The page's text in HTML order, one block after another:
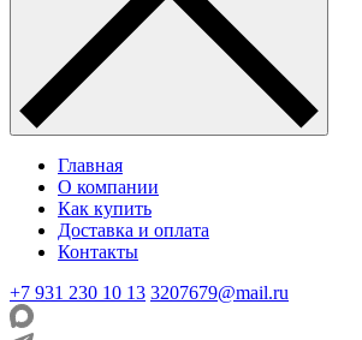
Главная
О компании
Как купить
Доставка и оплата
Контакты
+7 931 230 10 13 3207679@mail.ru